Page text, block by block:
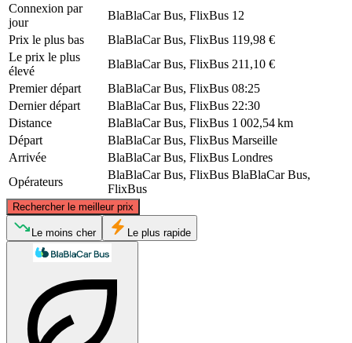
Connexion par
jour
BlaBlaCar Bus, FlixBus 12
Prix ​​le plus bas
BlaBlaCar Bus, FlixBus 119,98 €
Le prix le plus
élevé
BlaBlaCar Bus, FlixBus 211,10 €
Premier départ
BlaBlaCar Bus, FlixBus 08:25
Dernier départ
BlaBlaCar Bus, FlixBus 22:30
Distance
BlaBlaCar Bus, FlixBus 1 002,54 km
Départ
BlaBlaCar Bus, FlixBus Marseille
Arrivée
BlaBlaCar Bus, FlixBus Londres
Opérateurs
BlaBlaCar Bus, FlixBus BlaBlaCar Bus,
FlixBus
Rechercher le meilleur prix
London
Le moins cher Le plus rapide